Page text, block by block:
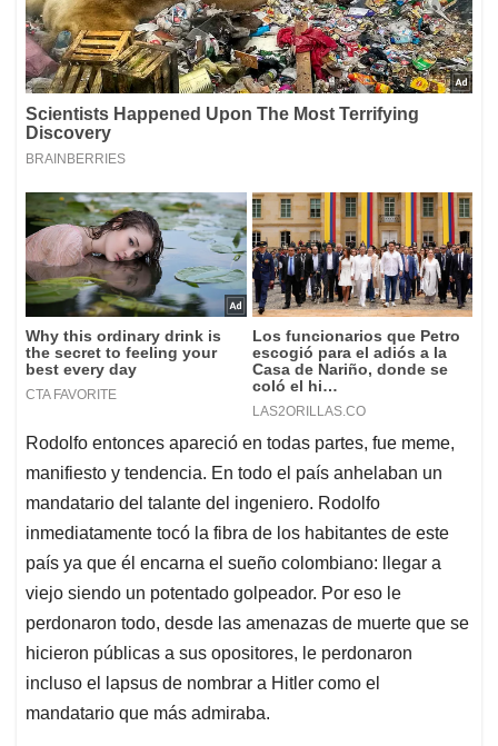
Rodolfo entonces apareció en todas partes, fue meme,
manifiesto y tendencia. En todo el país anhelaban un
mandatario del talante del ingeniero. Rodolfo
inmediatamente tocó la fibra de los habitantes de este
país ya que él encarna el sueño colombiano: llegar a
viejo siendo un potentado golpeador. Por eso le
perdonaron todo, desde las amenazas de muerte que se
hicieron públicas a sus opositores, le perdonaron
incluso el lapsus de nombrar a Hitler como el
mandatario que más admiraba.